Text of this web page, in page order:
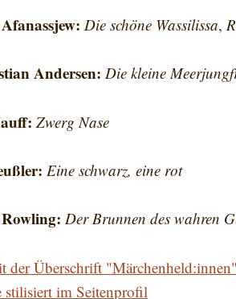
Die schöne Wassilissa,
Andersen: Die kleine
Zwerg Nase
Eine schwarz, eine rot
Der Brunnen des wahren